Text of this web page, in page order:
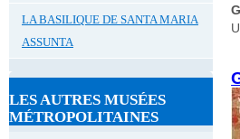
LA BASILIQUE DE SANTA MARIA
ASSUNTA
LES AUTRES MUSÉES
MÉTROPOLITAINES